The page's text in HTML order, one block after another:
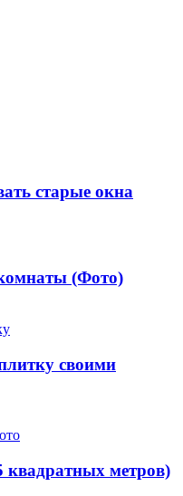
старые окна
(Фото)
своими
квадратных метров)